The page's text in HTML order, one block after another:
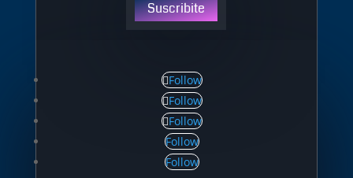
Suscribite
Follow
Follow
Follow
Follow
Follow